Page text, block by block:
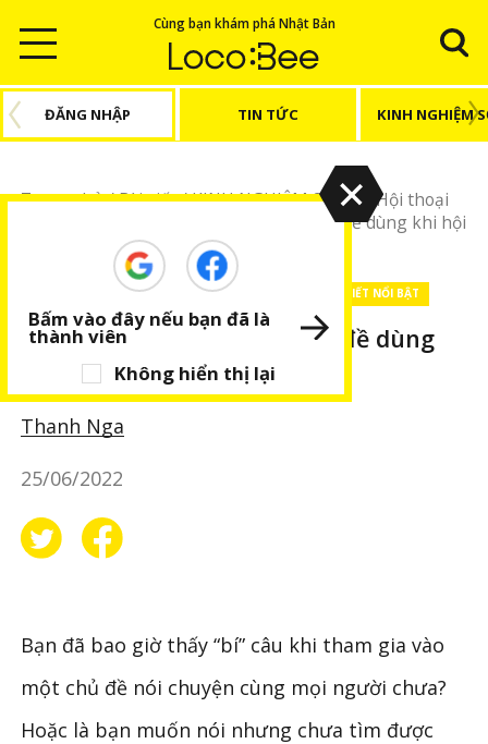
Cùng bạn khám phá Nhật Bản
ĐĂNG NHẬP TIN TỨC KINH NGHIỆM
Trang chủ/Bài viết/KINH NGHIỆM SỐNG/ Hội thoại
Các mẫu câu theo từng chủ đề dùng khi hội
thoại hoặc thảo luận
KINH NGHIỆM SỐNG Hội thoại hàng ngày BÀI VIẾT NỔI BẬT
Các mẫu câu theo từng chủ đề dùng
khi hội thoại hoặc thảo luận
Thanh Nga
25/06/2022
Bạn đã bao giờ thấy “bí” câu khi tham gia vào
một chủ đề nói chuyện cùng mọi người chưa?
Hoặc là bạn muốn nói nhưng chưa tìm được
Không hiển thị lại
Bấm vào đây nếu bạn đã là
thành viên